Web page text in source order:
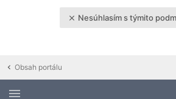
Nesúhlasím s týmito
Obsah portálu